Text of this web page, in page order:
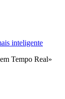
inteligente
Tempo Real»